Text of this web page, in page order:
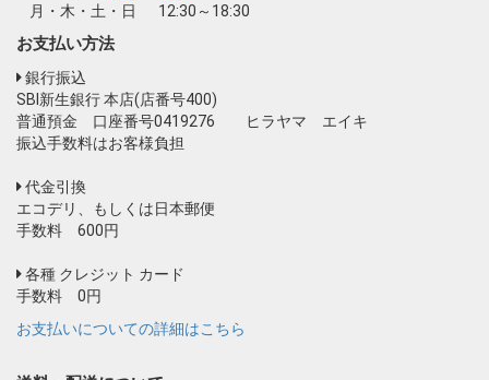
月・木・土・日
12:30～18:30
お支払い方法
銀行振込
SBI新生銀行 本店(店番号400)
普通預金 口座番号0419276 ヒラヤマ エイキ
振込手数料はお客様負担
代金引換
エコデリ、もしくは日本郵便
手数料 600円
各種 クレジット カード
手数料 0円
お支払いについての詳細はこちら